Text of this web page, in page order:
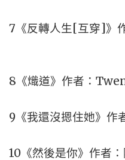
7《反轉人生[互穿]》
8《熾道》作者：
9《我還沒摁住她》作
10《然後是你》作者